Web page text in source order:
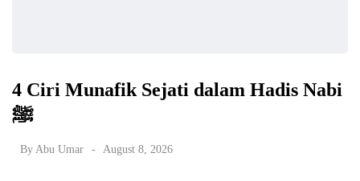
4 Ciri Munafik Sejati dalam Hadis Nabi
ﷺ
By Abu Umar August 8, 2026